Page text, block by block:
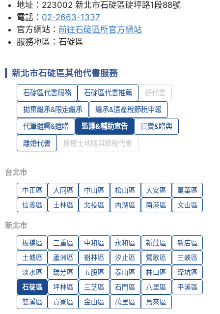
地址：223002 新北市石碇區碇坪路1段88號
電話： 02-2663-1337
官方網站： 前往石碇區所官方網站
服務地區：石碇區
新北市石碇區其他代書服務
石碇區代書服務 石碇區代書推薦 好代書
拋棄繼承&限定繼承 繼承&遺產稅節稅申報
代筆遺囑&遺贈 監護&輔助宣告 買賣&贈與
離婚代書 房屋土地贈與節稅代書
台北市
中正區 大同區 中山區 松山區 大安區
萬華區
信義區
士林區 北投區 內湖區 南港區 文山區
新北市
板橋區 三重區 中和區 永和區 新莊區
新店區
土城區
蘆洲區 樹林區 汐止區 鶯歌區
三峽區
淡水區
瑞芳區 五股區 泰山區 林口區
深坑區
石碇區
坪林區 三芝區 石門區 八里區
平溪區
雙溪區
貢寮區 金山區 萬里區 烏來區